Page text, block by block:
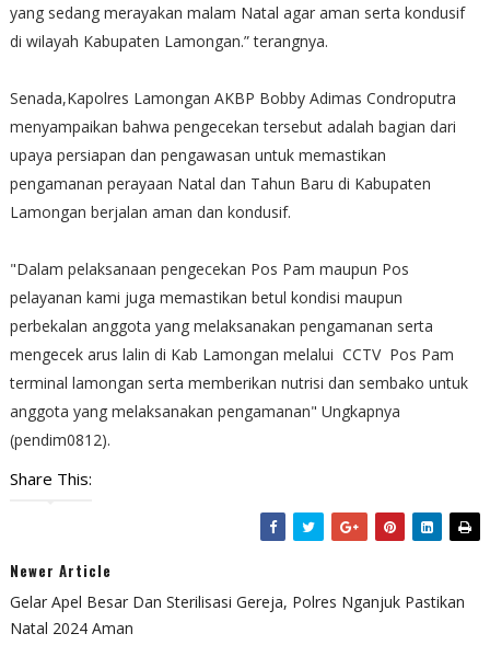
yang sedang merayakan malam Natal agar aman serta kondusif
di wilayah Kabupaten Lamongan.” terangnya.
Senada,Kapolres Lamongan AKBP Bobby Adimas Condroputra
menyampaikan bahwa pengecekan tersebut adalah bagian dari
upaya persiapan dan pengawasan untuk memastikan
pengamanan perayaan Natal dan Tahun Baru di Kabupaten
Lamongan berjalan aman dan kondusif.
"Dalam pelaksanaan pengecekan Pos Pam maupun Pos
pelayanan kami juga memastikan betul kondisi maupun
perbekalan anggota yang melaksanakan pengamanan serta
mengecek arus lalin di Kab Lamongan melalui CCTV Pos Pam
terminal lamongan serta memberikan nutrisi dan sembako untuk
anggota yang melaksanakan pengamanan" Ungkapnya
(pendim0812).
Share This:
Newer Article
Gelar Apel Besar Dan Sterilisasi Gereja, Polres Nganjuk Pastikan
Natal 2024 Aman